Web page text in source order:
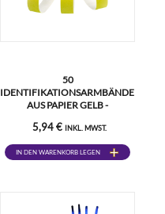
50
IDENTIFIKATIONSARMBÄNDER
AUS PAPIER GELB -
5,94 € INKL. MWST.
IN DEN WARENKORB LEGEN